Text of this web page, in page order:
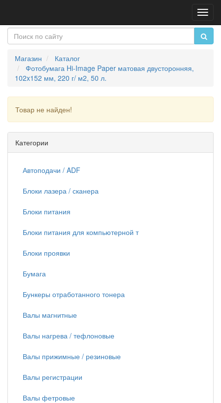
Магазин
Каталог
Фотобумага Hi-Image Paper матовая двусторонняя,
102x152 мм, 220 г/ м2, 50 л.
Товар не найден!
Категории
Автоподачи / ADF
Блоки лазера / сканера
Блоки питания
Блоки питания для компьютерной т
Блоки проявки
Бумага
Бункеры отработанного тонера
Валы магнитные
Валы нагрева / тефлоновые
Валы прижимные / резиновые
Валы регистрации
Валы фетровые